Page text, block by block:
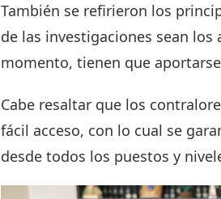
También se refirieron los
de las investigaciones sean
momento, tienen que
Cabe resaltar que los
fácil acceso, con lo cual se
desde todos los puestos y